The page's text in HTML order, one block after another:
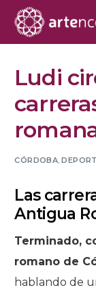
Ludi
CÓRDOBA ,
Las
Antigua
Terminado,
romano de
hablando de